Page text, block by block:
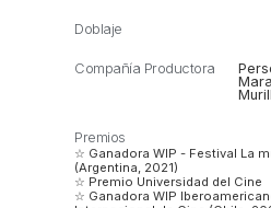
Doblaje
Compañía Productora
Premios
☆ Ganadora WIP - Festival La
(Argentina, 2021)
☆ Premio Universidad del Cine
☆ Ganadora WIP